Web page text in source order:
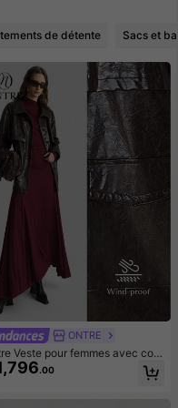
de détente Sacs et
ONTRE
Veste pour femmes avec col
manches longues, design
poche fonctionnel, couleur brun
.00